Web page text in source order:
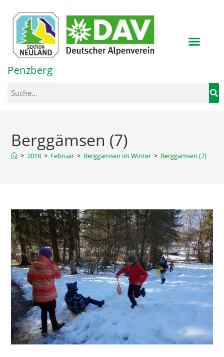
springen
Penzberg
Berggämsen (7)
> 2018 > Februar > Berggämsen im Winter > Berggämsen (7)